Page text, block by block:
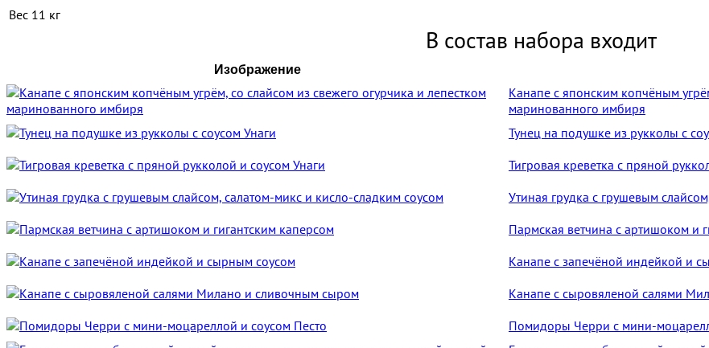
Вес 11 кг
В состав набора входит
Изображение
Канапе с японским копчёным
маринованного имбиря
Тунец на подушке из рукколы с
Тигровая креветка с пряной
Утиная грудка с грушевым
Пармская ветчина с артишоком и
Канапе с запечёной индейкой и
Канапе с сыровяленой салями
Помидоры Черри с мини-